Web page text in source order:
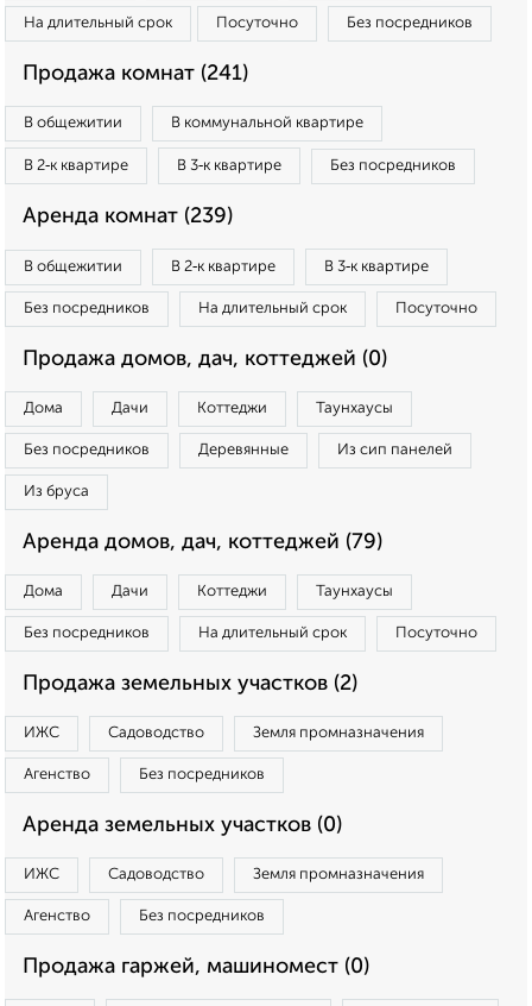
На длительный срок Посуточно Без посредников
Продажа комнат (241)
В общежитии В коммунальной квартире
В 2‑к квартире В 3‑к квартире Без посредников
Аренда комнат (239)
В общежитии В 2‑к квартире В 3‑к квартире
Без посредников На длительный срок Посуточно
Продажа домов, дач, коттеджей (0)
Дома Дачи Коттеджи Таунхаусы
Без посредников Деревянные Из сип панелей
Из бруса
Аренда домов, дач, коттеджей (79)
Дома Дачи Коттеджи Таунхаусы
Без посредников На длительный срок Посуточно
Продажа земельных участков (2)
ИЖС Садоводство Земля промназначения
Агенство Без посредников
Аренда земельных участков (0)
ИЖС Садоводство Земля промназначения
Агенство Без посредников
Продажа гаржей, машиномест (0)